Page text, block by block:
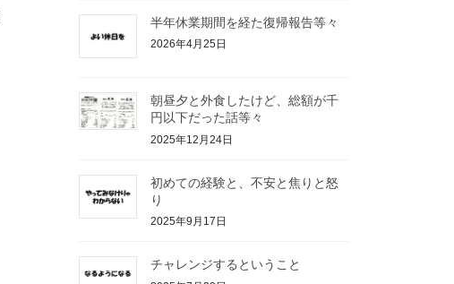
半年休業期間を経た復帰報告等々
2026年4月25日
朝昼夕と外食したけど、総額が千
円以下だった話等々
2025年12月24日
初めての経験と、不安と焦りと怒
り
2025年9月17日
チャレンジするということ